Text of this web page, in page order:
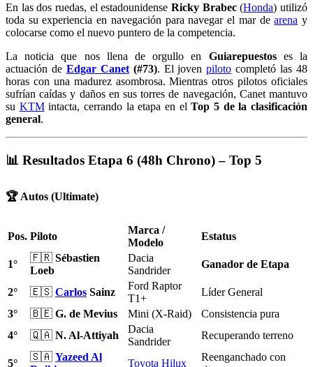
En las dos ruedas, el estadounidense Ricky Brabec(Honda) utilizó
toda su experiencia en navegación para navegar el mar dearena y
colocarse como el nuevo puntero de la competencia.
La noticia que nos llena de orgullo en Guiarepuestoses la
actuación de Edgar Canet(#73). El jovenpiloto completó las 48
horas con una madurez asombrosa. Mientras otros pilotos oficiales
sufrían caídas y daños en sus torres de navegación, Canet mantuvo
su KTMintacta, cerrando la etapa en elTop 5 de la clasificación
general.
📊 Resultados Etapa 6 (48h Chrono) – Top 5
🏆 Autos (Ultimate)
Pos. Piloto
Marca /
Modelo
Estatus
1°
🇫🇷 Sébastien
Loeb
Dacia
Sandrider
Ganador de Etapa
2° 🇪🇸 Carlos Sainz
Ford Raptor
T1+
Líder General
3°
🇧🇪 G. de Mevius Mini (X-Raid)
Consistencia pura
4°
🇶🇦 N. Al-Attiyah
Dacia
Sandrider
Recuperando terreno
5°
🇸🇦 Yazeed Al
Toyota Hilux
Reenganchado con